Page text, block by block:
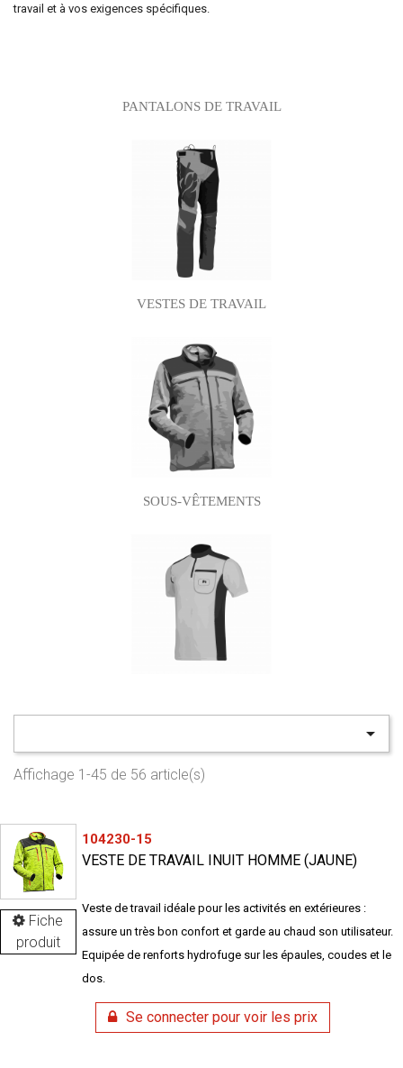
travail et à vos exigences spécifiques.
PANTALONS DE TRAVAIL
VESTES DE TRAVAIL
SOUS-VÊTEMENTS

Affichage 1-45 de 56 article(s)
Fiche
produit
104230-15
VESTE DE TRAVAIL INUIT HOMME (JAUNE)
Veste de travail idéale pour les activités en extérieures :
assure un très bon confort et garde au chaud son utilisateur.
Equipée de renforts hydrofuge sur les épaules, coudes et le
dos.
Se connecter pour voir les prix